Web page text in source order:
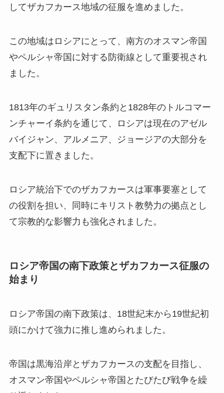
してザカフカース地域の征服を進めました。
この地域はロシアにとって、南方のオスマン帝国
やペルシャ帝国に対する防衛線として重要視され
ました。
1813年のギュリスタン条約と1828年のトルコマー
ンチャーイ条約を通じて、ロシアは現在のアゼル
バイジャン、アルメニア、ジョージアの大部分を
支配下に置きました。
ロシア統治下でのザカフカースは軍事要塞として
の役割を担い、同時にキリスト教勢力の拠点とし
て宗教的な影響力も強化されました。
ロシア帝国の南下政策とザカフカース征服の
始まり
ロシア帝国の南下政策は、18世紀末から19世紀初
頭にかけて強力に推し進められました。
帝国は黒海沿岸とザカフカースの支配を目指し、
オスマン帝国やペルシャ帝国とたびたび戦争を繰